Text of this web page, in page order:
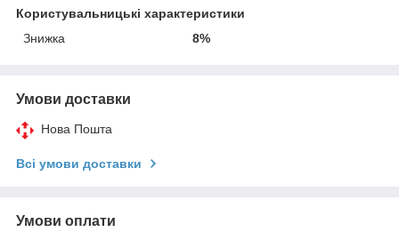
Користувальницькі характеристики
Знижка
8%
Умови доставки
Нова Пошта
Всі умови доставки
Умови оплати